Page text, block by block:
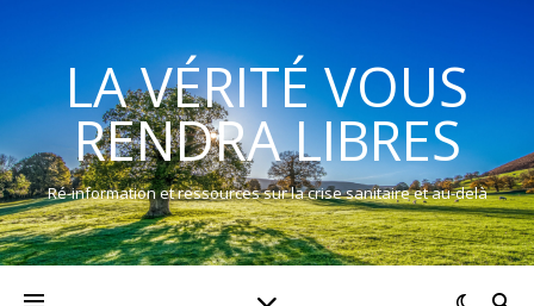
LA VÉRITÉ VOUS
RENDRA LIBRES
Ré-information et ressources sur la crise sanitaire et au-delà